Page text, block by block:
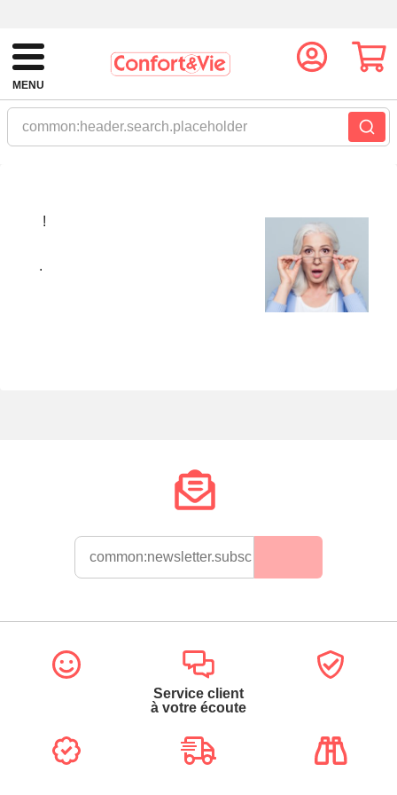
MENU
common:header.search.placeholder
!
.
Service client
à votre écoute